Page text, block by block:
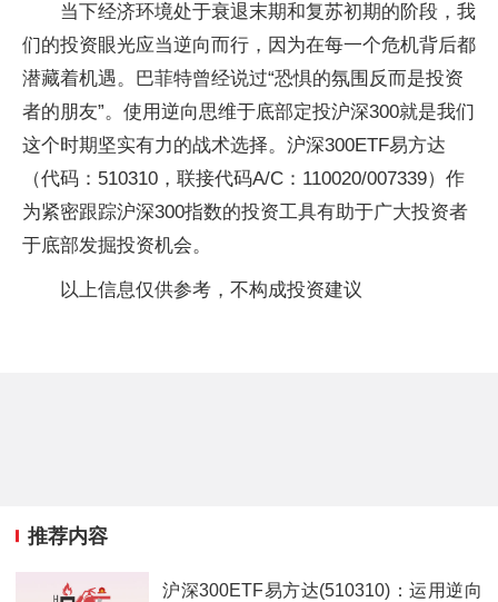
当下经济环境处于衰退末期和复苏初期的阶段，我
们的投资眼光应当逆向而行，因为在每一个危机背后都
潜藏着机遇。巴菲特曾经说过“恐惧的氛围反而是投资
者的朋友”。使用逆向思维于底部定投沪深300就是我们
这个时期坚实有力的战术选择。沪深300ETF易方达
（代码：510310，联接代码A/C：110020/007339）作
为紧密跟踪沪深300指数的投资工具有助于广大投资者
于底部发掘投资机会。
以上信息仅供参考，不构成投资建议
推荐内容
沪深300ETF易方达(510310)：运用逆向